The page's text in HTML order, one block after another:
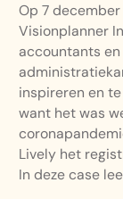
Op 7
Visionplanner
accountants
inspireren en
want het was
Lively het
In deze case